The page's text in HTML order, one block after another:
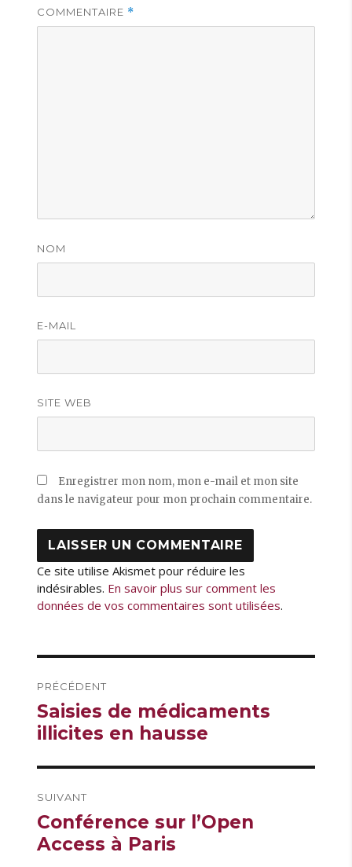
COMMENTAIRE *
NOM
E-MAIL
SITE WEB
Enregistrer mon nom, mon e-mail et mon site
dans le navigateur pour mon prochain commentaire.
Ce site utilise Akismet pour réduire les
indésirables. En savoir plus sur comment les
données de vos commentaires sont utilisées.
de
l’article
PRÉCÉDENT
Publication
précédente :
Saisies de médicaments
illicites en hausse
SUIVANT
Publication
suivante :
Conférence sur l’Open
Access à Paris